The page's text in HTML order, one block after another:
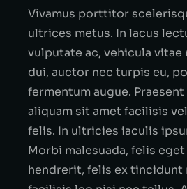
Vivamus porttitor
ultrices metus. In lacus
vulputate ac, vehicula vitae
dui, auctor nec turpis eu,
fermentum augue.
aliquam sit amet facilisis
felis. In ultricies iaculis
Morbi malesuada, felis
hendrerit, felis ex tincidunt